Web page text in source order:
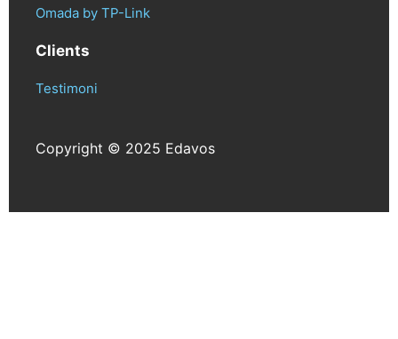
Omada by TP-Link
Clients
Testimoni
Copyright © 2025 Edavos